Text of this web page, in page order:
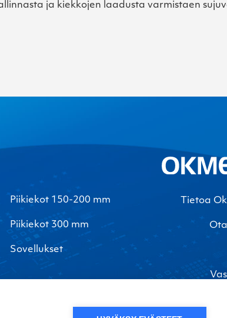
ja kiekkojen laadusta varmistaen
Piikiekot 150-200 mm
Piikiekot 300 mm
Sovellukset
Tietoa